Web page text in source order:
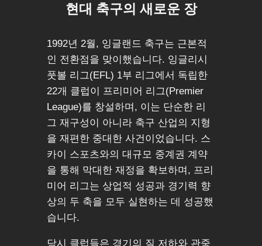
현대 축구의 새로운 장
1992년 2월, 잉글랜드 축구는 근본적
인 전환점을 맞이했습니다. 잉글리시
풋볼 리그(EFL) 1부 리그에서 독립한
22개 클럽이 프리미어 리그(Premier
League)를 창설하며, 이는 단순한 리
그 재구성이 아니라 축구 산업의 지형
을 재편한 중대한 사건이었습니다. 스
카이 스포츠와의 대규모 중계권 계약
을 통해 막대한 재정을 확보하며, 프리
미어 리그는 상업적 성공과 경기력 향
상의 두 축을 모두 실현하는 데 성공했
습니다.
당시 클럽들은 경기의 질 저하와 관중